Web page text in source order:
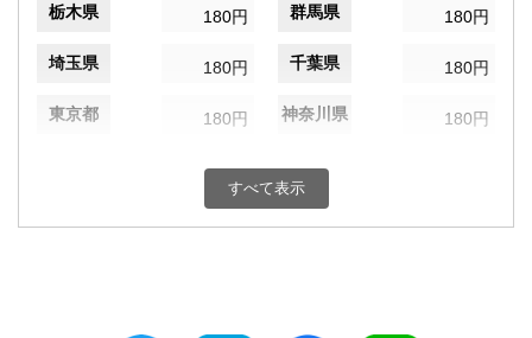
栃木県 180円 群馬県 180円
埼玉県 180円 千葉県 180円
東京都 180円 神奈川県 180円
180円 富山県
すべて表示